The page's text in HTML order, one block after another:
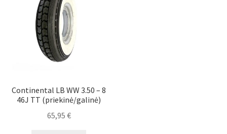
Continental LB WW 3.50 – 8
46J TT (priekinė/galinė)
65,95 €